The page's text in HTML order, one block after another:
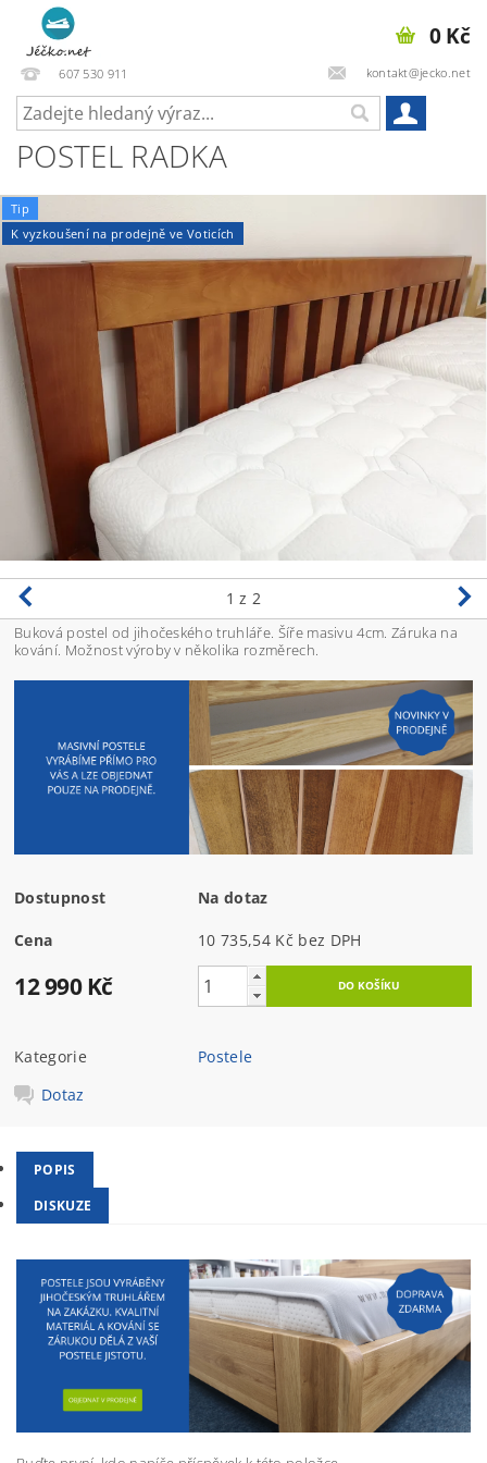
607 530 911 kontakt@jecko.net
0 Kč
POSTEL RADKA
Tip
K vyzkoušení na prodejně ve Voticích
1 z 2
Buková postel od jihočeského truhláře. Šíře masivu 4cm. Záruka na
kování. Možnost výroby v několika rozměrech.
Dostupnost Na dotaz
Cena 10 735,54 Kč bez DPH
12 990 Kč
Kategorie
Postele
Dotaz
POPIS
DISKUZE